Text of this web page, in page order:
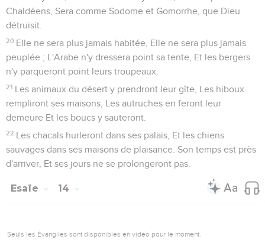
Le nourrisson s'ébattra sur l'antre de la vipère, Et l'enfant
Il ne se fera ni tort ni dommage Sur toute ma montagne
sainte ; Car la terre sera remplie de la connaissance de
En ce jour, le rejeton d'Isaï Sera là comme une bannière
Le retour des exilés
11 Dans ce même temps, le Seigneur étendra une seconde
Schinear et à Hamath, Et dans les îles de la mer.